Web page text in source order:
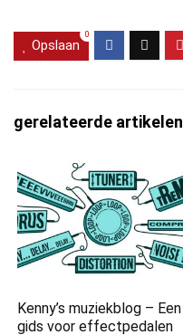
Opslaan
0
gerelateerde artikelen
Kenny’s muziekblog – Een
gids voor effectpedalen